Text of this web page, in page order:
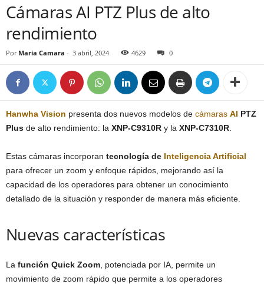
Cámaras AI PTZ Plus de alto
rendimiento
Por Maria Camara - 3 abril, 2024 4629 0
Hanwha Vision presenta dos nuevos modelos de cámaras AI PTZ
Plus de alto rendimiento: la XNP-C9310R y la XNP-C7310R
Estas cámaras incorporan tecnología de Inteligencia Artificial
para ofrecer un zoom y enfoque rápidos, mejorando así la
capacidad de los operadores para obtener un conocimiento
detallado de la situación y responder de manera más eficiente.
Nuevas características
La función Quick Zoom , potenciada por IA, permite un
movimiento de zoom rápido que permite a los operadores